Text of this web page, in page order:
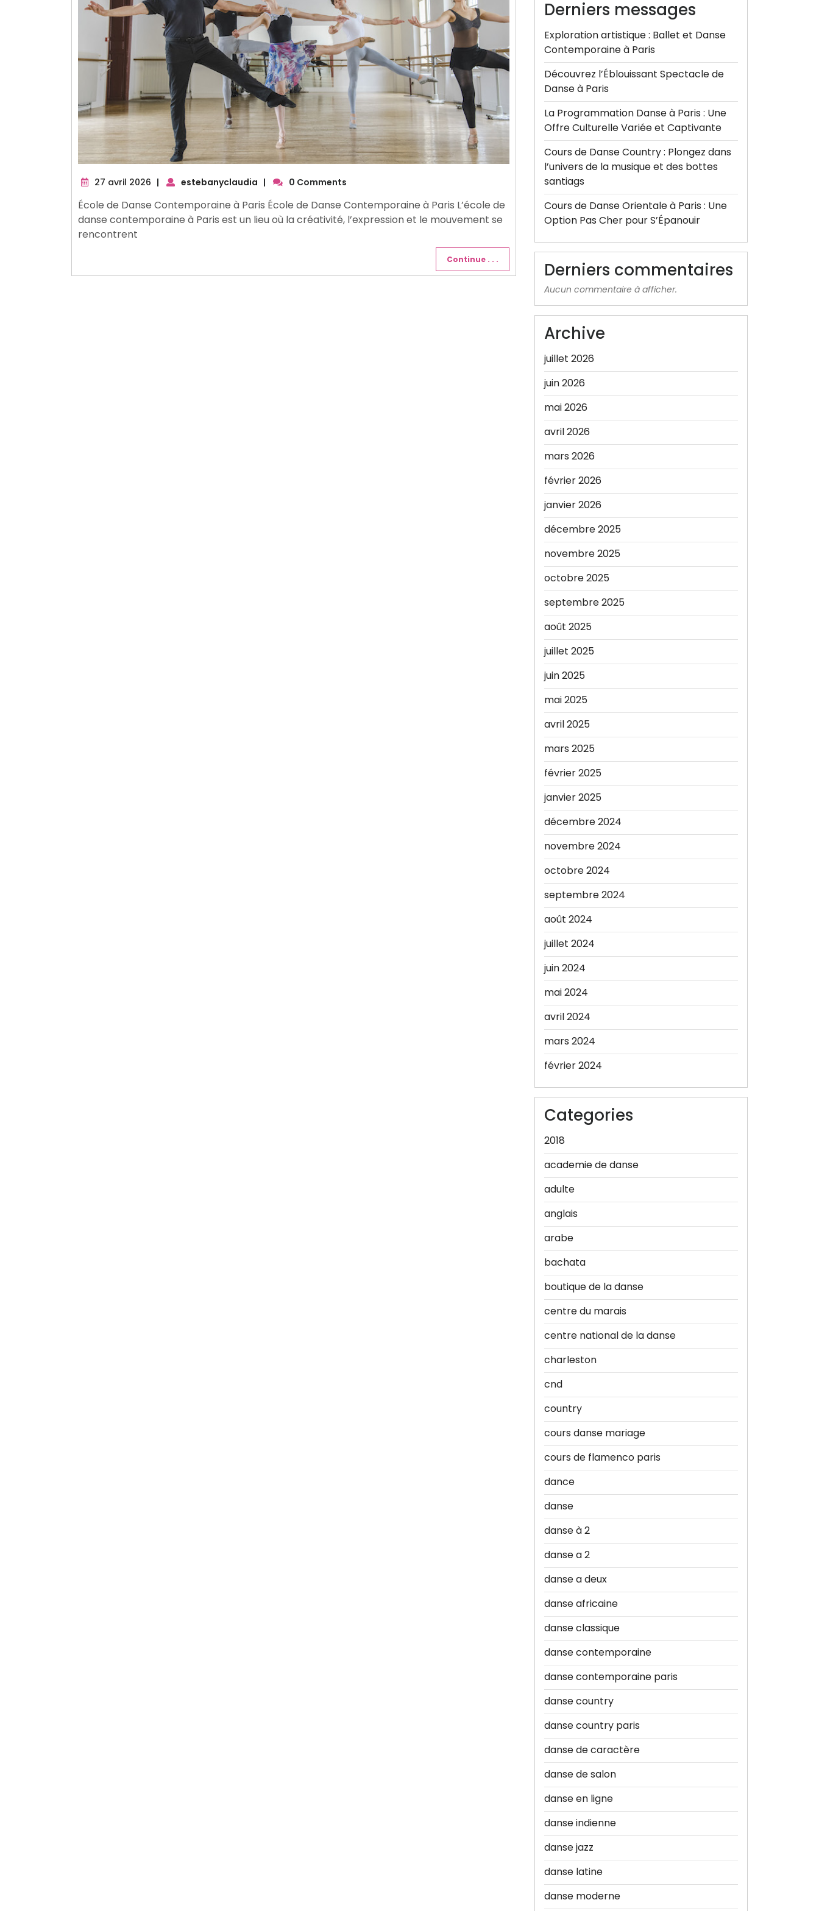
27 avril 2026 27
2026
| estebanyclaudia | 0 Comments
École de Danse Contemporaine à Paris École de Danse Contemporaine à Paris L’école de
danse contemporaine à Paris est un lieu où la créativité, l’expression et le mouvement se
rencontrent
Continue . . .
Derniers messages
Exploration artistique : Ballet et Danse
Contemporaine à Paris
Découvrez l’Éblouissant Spectacle de
Danse à Paris
La Programmation Danse à Paris : Une
Offre Culturelle Variée et Captivante
Cours de Danse Country : Plongez dans
l’univers de la musique et des bottes
santiags
Cours de Danse Orientale à Paris : Une
Option Pas Cher pour S’Épanouir
Derniers commentaires
Aucun commentaire à afficher.
Archive
juillet 2026
juin 2026
mai 2026
avril 2026
mars 2026
février 2026
janvier 2026
décembre 2025
novembre 2025
octobre 2025
septembre 2025
août 2025
juillet 2025
juin 2025
mai 2025
avril 2025
mars 2025
février 2025
janvier 2025
décembre 2024
novembre 2024
octobre 2024
septembre 2024
août 2024
juillet 2024
juin 2024
mai 2024
avril 2024
mars 2024
février 2024
Categories
2018
academie de danse
adulte
anglais
arabe
bachata
boutique de la danse
centre du marais
centre national de la danse
charleston
cnd
country
cours danse mariage
cours de flamenco paris
dance
danse
danse à 2
danse a 2
danse a deux
danse africaine
danse classique
danse contemporaine
danse contemporaine paris
danse country
danse country paris
danse de caractère
danse de salon
danse en ligne
danse indienne
danse jazz
danse latine
danse moderne